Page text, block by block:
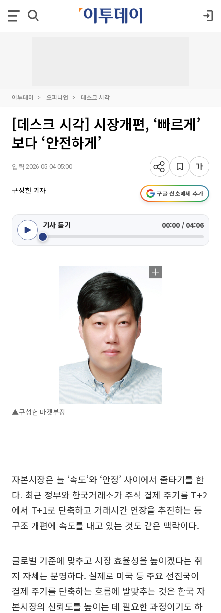
이투데이 오피니언 데스크 시각
[데스크 시각] 시장개편, ‘빠르게’
보다 ‘안전하게’
입력 2026-05-04 05:00
구성헌 기자 구글 선호매체 추가
기사 듣기 00:00 / 04:06
▲구성헌 마켓부장
자본시장은 늘 ‘속도’와 ‘안정’ 사이에서 줄타기를 한
다. 최근 정부와 한국거래소가 주식 결제 주기를 T+2
에서 T+1로 단축하고 거래시간 연장을 추진하는 등
구조 개편에 속도를 내고 있는 것도 같은 맥락이다.
글로벌 기준에 맞추고 시장 효율성을 높이겠다는 취
지 자체는 분명하다. 실제로 미국 등 주요 선진국이
결제 주기를 단축하는 흐름에 발맞추는 것은 한국 자
본시장의 신뢰도를 높이는 데 필요한 과정이기도 하